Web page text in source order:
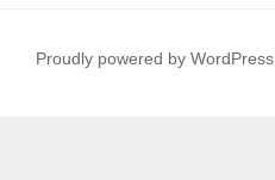
Proudly powered by WordPress